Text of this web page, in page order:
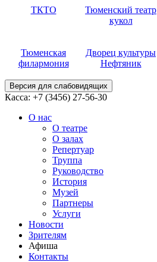
ТКТО
Тюменский театр
кукол
Тюменская
филармония
Дворец культуры
Нефтяник
Версия для слабовидящих
Касса: +7 (3456) 27-56-30
О нас
О театре
О залах
Репертуар
Труппа
Руководство
История
Музей
Партнеры
Услуги
Новости
Зрителям
Афиша
Контакты